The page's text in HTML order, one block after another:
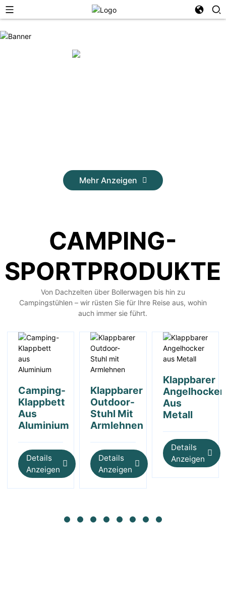
Mehr Anzeigen
CAMPING-
SPORTPRODUKTE
Von Dachzelten über Bollerwagen bis hin zu
Campingstühlen – wir rüsten Sie für Ihre Reise aus, wohin
auch immer sie führt.
Camping-
Klappbett
Aus
Aluminium
Details
Anzeigen
Klappbarer
Outdoor-
Stuhl Mit
Armlehnen
Details
Anzeigen
Klappbarer
Angelhocker
Aus
Metall
Details
Anzeigen